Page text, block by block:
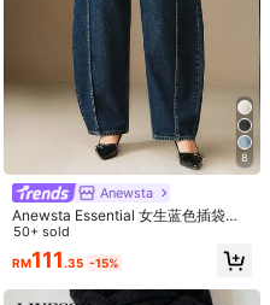
有帮助 (1)
颜色: 白色 / 尺寸: W26 L32
Ibroughtthesmaller
有帮助
8
Anewsta
Anewsta Essential 女生蓝色插袋休
闲时尚阔腿牛仔裤
50+ sold
RM111 .35 -15%